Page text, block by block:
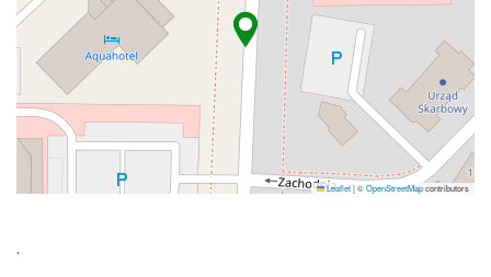
Leaflet|©OpenStreetMapcontributors
.